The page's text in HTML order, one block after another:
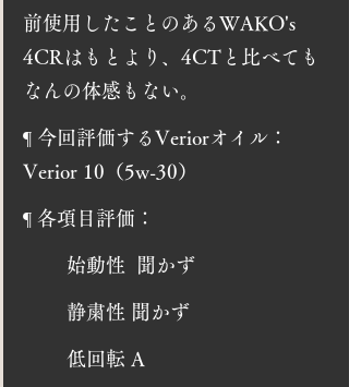
前使用したことのあるWAKO's
4CRはもとより、4CTと比べても
なんの体感もない。
¶ 今回評価するVeriorオイル：
Verior 10（5w-30）
¶ 各項目評価：
	始動性  聞かず
	静粛性 聞かず
	低回転 A